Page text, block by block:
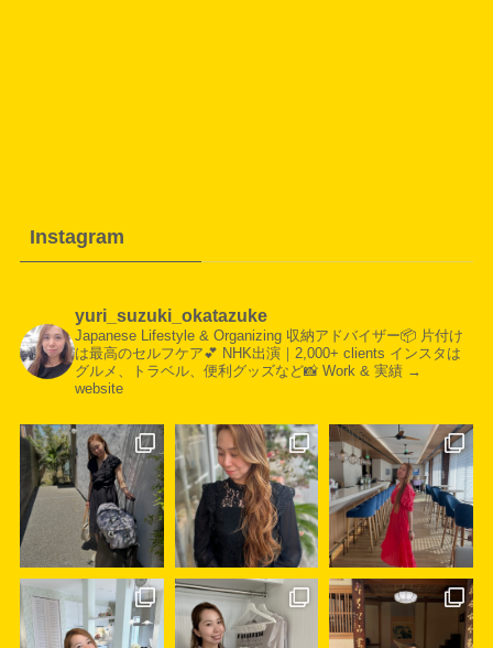
Instagram
yuri_suzuki_okatazuke
Japanese Lifestyle & Organizing収納アドバイザー📦片付け
は最高のセルフケア💕 NHK出演｜2,000+ clients インスタは
グルメ、トラベル、便利グッズなど📸Work & 実績 →
website